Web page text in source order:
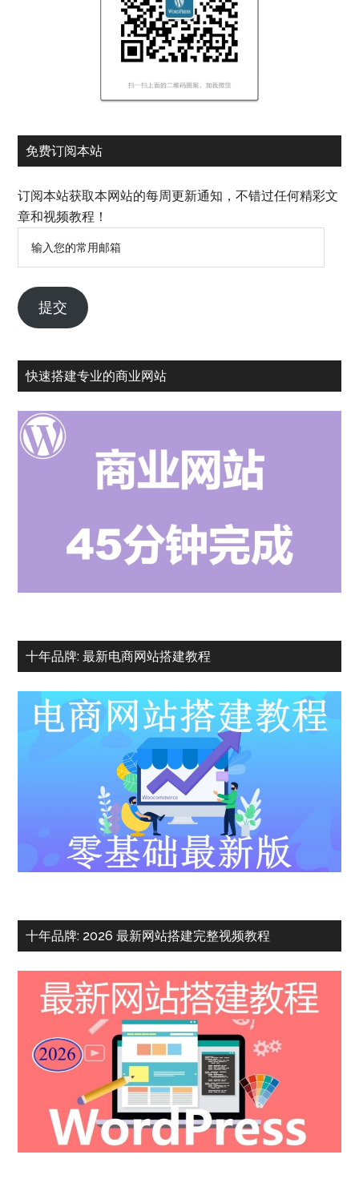
免费订阅本站
订阅本站获取本网站的每周更新通知，不错过任何精彩文
章和视频教程！
的
常
邮
箱
提交
快速搭建专业的商业网站
十年品牌: 最新电商网站搭建教程
十年品牌: 2026 最新网站搭建完整视频教程